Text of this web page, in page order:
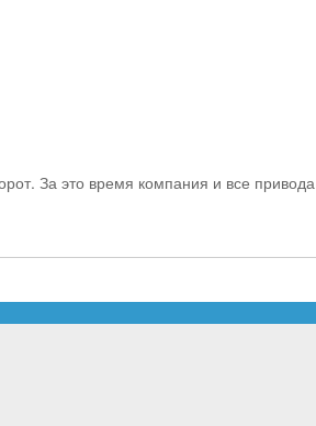
За это время компания и все привода